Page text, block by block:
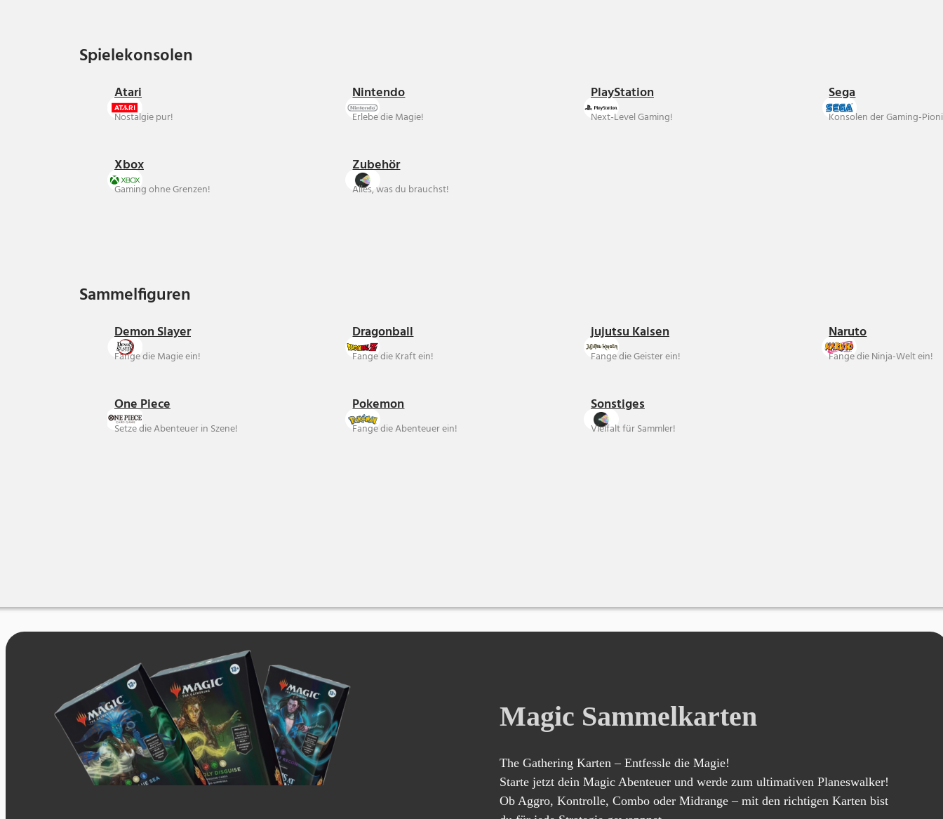
Spielekonsolen
Atari
Nostalgie pur!
Nintendo
Erlebe die Magie!
PlayStation
Next-Level Gaming!
Sega
Konsolen der Gaming-
Xbox
Gaming ohne Grenzen!
Zubehör
Alles, was du brauchst!
Sammelfiguren
Demon Slayer
Fange die Magie ein!
Dragonball
Fange die Kraft ein!
jujutsu Kaisen
Fange die Geister ein!
Naruto
Fange die Ninja-Welt ein!
One Piece
Setze die Abenteuer in Szene!
Pokemon
Fange die Abenteuer ein!
Sonstiges
Vielfalt für Sammler!
Magic Sammelkarten
The Gathering Karten – Entfessle die Magie!
Starte jetzt dein Magic Abenteuer und werde zum ultimativen Planeswalker!
Ob Aggro, Kontrolle, Combo oder Midrange – mit den richtigen Karten bist